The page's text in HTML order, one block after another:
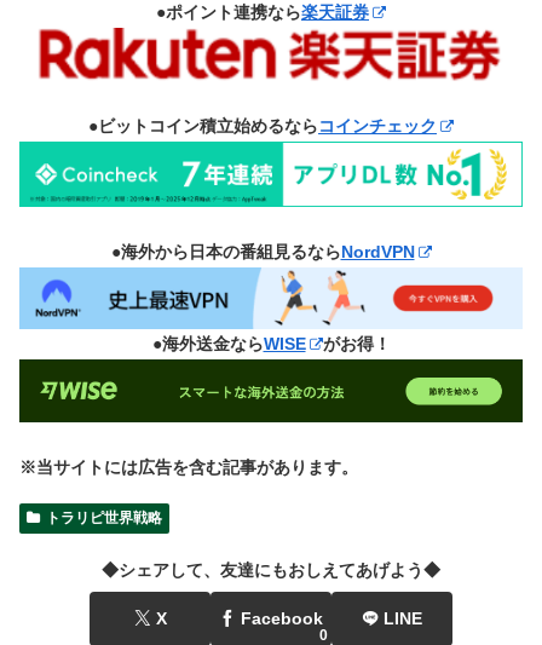
●ポイント連携なら楽天証券
●ビットコイン積立始めるならコインチェック
●海外から日本の番組見るならNordVPN
●海外送金ならWISE がお得！
※当サイトには広告を含む記事があります。
トラリピ世界戦略
◆シェアして、友達にもおしえてあげよう◆
X Facebook
0
LINE